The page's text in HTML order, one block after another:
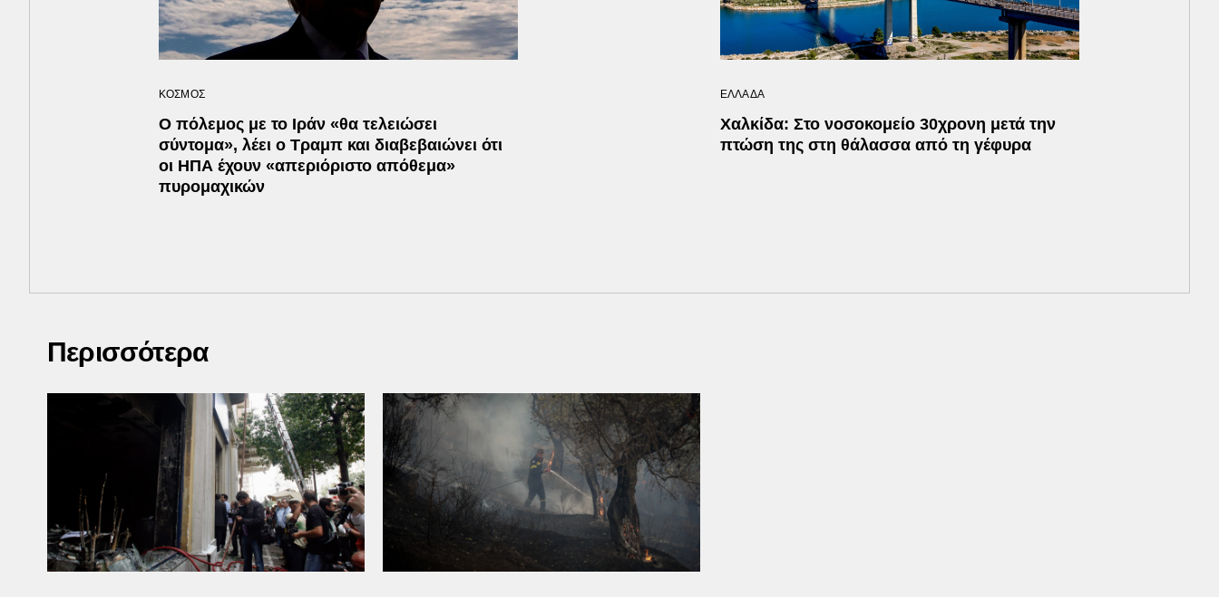
ΚΟΣΜΟΣ
Ο πόλεμος με το Ιράν «θα τελειώσει
σύντομα», λέει ο Τραμπ και διαβεβαιώνει ότι
οι ΗΠΑ έχουν «απεριόριστο απόθεμα»
πυρομαχικών
ΕΛΛΑΔΑ
Χαλκίδα: Στο νοσοκομείο 30χρονη μετά την
πτώση της στη θάλασσα από τη γέφυρα
Περισσότερα